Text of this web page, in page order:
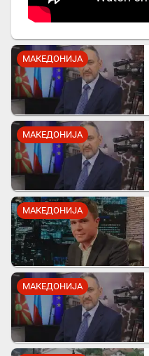
МАКЕДОНИЈА
МАКЕДОНИЈА
МАКЕДОНИЈА
МАКЕДОНИЈА